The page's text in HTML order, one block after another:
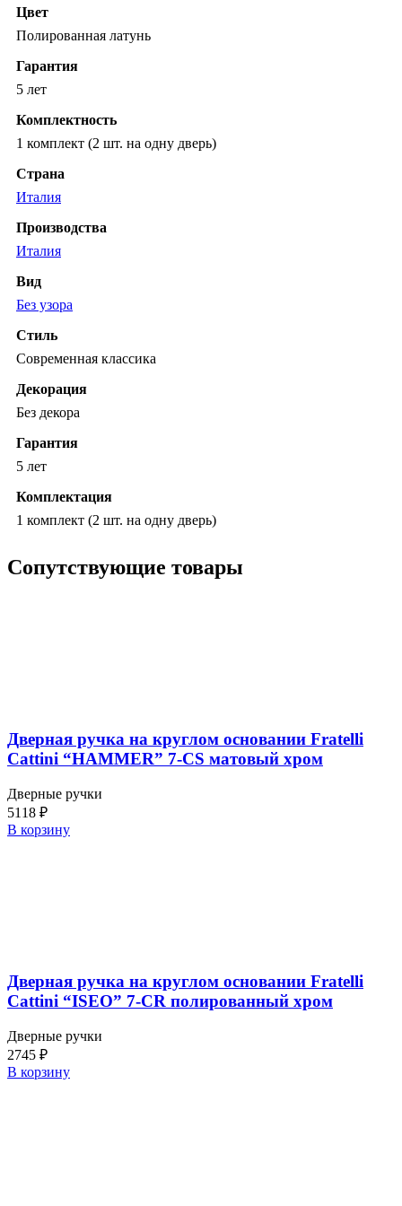
Цвет
Полированная латунь
Гарантия
5 лет
Комплектность
1 комплект (2 шт. на одну дверь)
Страна
Италия
Производства
Италия
Вид
Без узора
Стиль
Современная классика
Декорация
Без декора
Гарантия
5 лет
Комплектация
1 комплект (2 шт. на одну дверь)
Сопутствующие товары
Дверная ручка на круглом основании Fratelli
Cattini “HAMMER” 7-CS матовый хром
Дверные ручки
5118 ₽
В корзину
Дверная ручка на круглом основании Fratelli
Cattini “ISEO” 7-CR полированный хром
Дверные ручки
2745 ₽
В корзину